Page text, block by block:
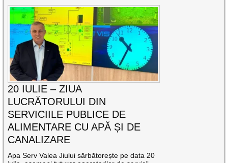
20 IULIE – ZIUA
LUCRĂTORULUI DIN
SERVICIILE PUBLICE DE
ALIMENTARE CU APĂ ȘI DE
CANALIZARE
Apa Serv Valea Jiului sărbătorește pe data 20